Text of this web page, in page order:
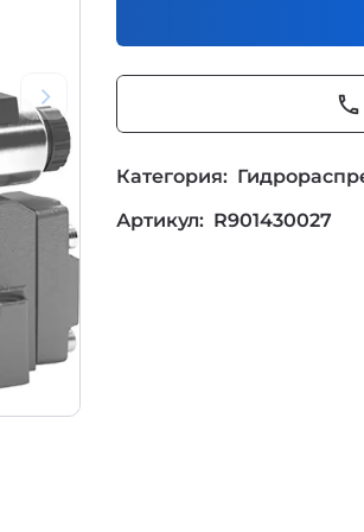
phone
Категория:
Артикул: R901430027